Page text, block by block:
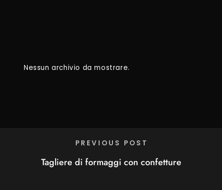
Nessun archivio da mostrare.
PREVIOUS POST
Tagliere di formaggi con confetture